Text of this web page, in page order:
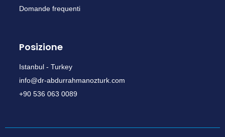
Domande frequenti
Posizione
Istanbul - Turkey
info@dr-abdurrahmanozturk.com
+90 536 063 0089